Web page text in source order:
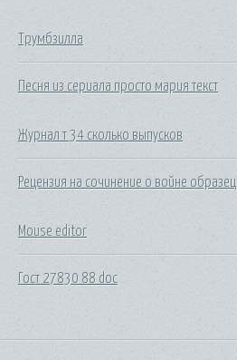
Трумбзилла
Песня из сериала просто мария текст
Журнал т 34 сколько выпусков
Рецензия на сочинение о войне образец
Mouse editor
Гост 27830 88 doc